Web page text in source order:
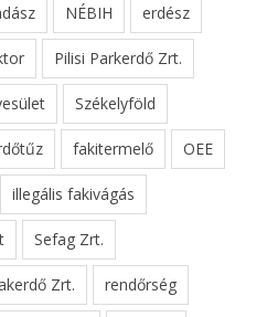
NÉBIH erdész
Pilisi Parkerdő Zrt.
Székelyföld
fakitermelő OEE
illegális fakivágás
Sefag Zrt.
Zrt. rendőrség